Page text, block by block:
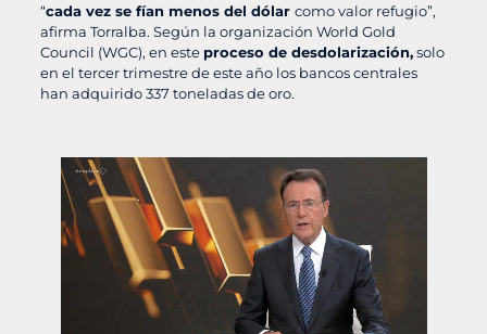
“cada vez se fían menos del dólar como valor refugio”,
afirma Torralba. Según la organización World Gold
Council (WGC), en este proceso de desdolarización,solo
en el tercer trimestre de este año los bancos centrales
han adquirido 337 toneladas de oro.